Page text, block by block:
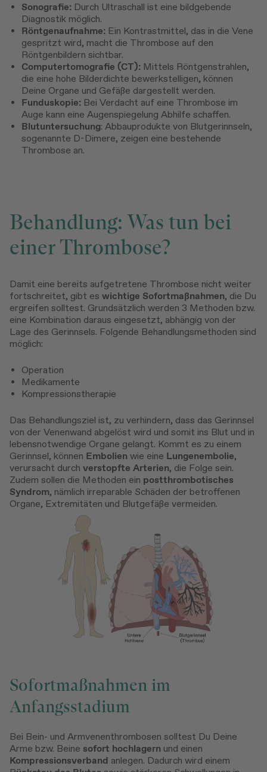
Sonografie: Durch Ultraschall ist eine bildgebende
Diagnostik möglich.
Röntgenaufnahme: Ein Kontrastmittel, das in die Vene
gespritzt wird, macht die Thrombose auf den
Röntgenbildern sichtbar.
Computertomografie (CT): Mittels Röntgenstrahlen,
die eine hohe Bilderdichte bewerkstelligen, können
Deine Organe und Gefäße dargestellt werden.
Funduskopie: Bei Verdacht auf eine Thrombose im
Auge kann eine Augenspiegelung Abhilfe schaffen.
Blutuntersuchung: Abbauprodukte von Blutgerinnseln,
sogenannte D-Dimere, zeigen eine bestehende
Thrombose an.
Behandlung: Was tun bei
einer Thrombose?
Damit eine bereits aufgetretene Thrombose nicht weiter
fortschreitet, gibt es wichtige Sofortmaßnahmen, die Du
ergreifen solltest. Grundsätzlich werden 3 Methoden bzw.
eine Kombination daraus eingesetzt, abhängig von der
Lage des Gerinnsels. Folgende Behandlungsmethoden sind
möglich:
Operation
Medikamente
Kompressionstherapie
Das Behandlungsziel ist, zu verhindern, dass das Gerinnsel
von der Venenwand abgelöst wird und somit ins Blut und in
lebensnotwendige Organe gelangt. Kommt es zu einem
Gerinnsel, können Embolienwie eine Lungenembolie,
verursacht durch verstopfte Arterien, die Folge sein.
Zudem sollen die Methoden ein postthrombotisches
Syndrom, nämlich irreparable Schäden der betroffenen
Organe, Extremitäten und Blutgefäße vermeiden.
Sofortmaßnahmen im
Anfangsstadium
Bei Bein- und Armvenenthrombosen solltest Du Deine
Arme bzw. Beine sofort hochlagern und einen
Kompressionsverband anlegen. Dadurch wird einem